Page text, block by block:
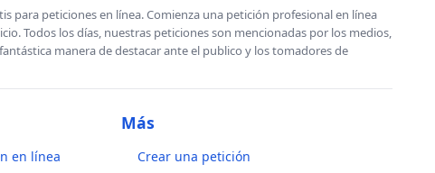
para peticiones en línea. Comienza una petición profesional en línea
Todos los días, nuestras peticiones son mencionadas por los medios,
manera de destacar ante el publico y los tomadores de
en línea
Más
Crear una petición